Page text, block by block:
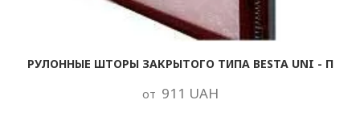
РУЛОННЫЕ ШТОРЫ ЗАКРЫТОГО ТИПА BESTA UNI - П
от 911 UAH